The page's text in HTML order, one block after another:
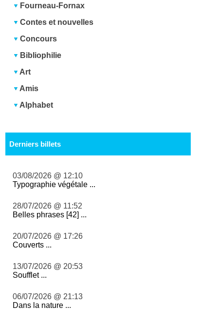
Fourneau-Fornax
Contes et nouvelles
Concours
Bibliophilie
Art
Amis
Alphabet
Derniers billets
03/08/2026 @ 12:10
Typographie végétale ...
28/07/2026 @ 11:52
Belles phrases [42] ...
20/07/2026 @ 17:26
Couverts ...
13/07/2026 @ 20:53
Soufflet ...
06/07/2026 @ 21:13
Dans la nature ...